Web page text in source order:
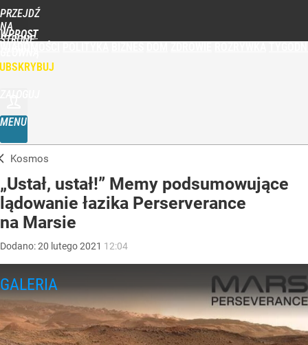
PRZEJDŹ
NA
STRONĘ
WPROST
MENU
Kosmos
„Ustał, ustał!” Memy podsumowujące
lądowanie łazika Perserverance
na Marsie
Dodano:20 lutego2021 12:04